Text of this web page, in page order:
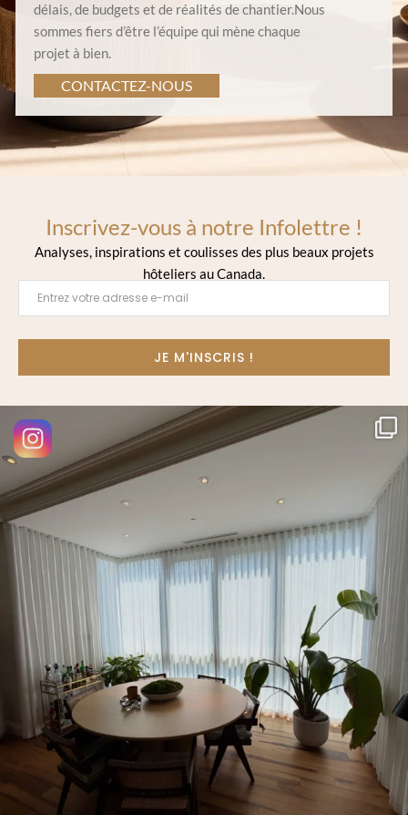
délais, de budgets et de réalités de chantier.Nous
sommes fiers d’être l’équipe qui mène chaque
projet à bien.
CONTACTEZ-NOUS
Inscrivez-vous à notre Infolettre !
Analyses, inspirations et coulisses des plus beaux projets
hôteliers au Canada.